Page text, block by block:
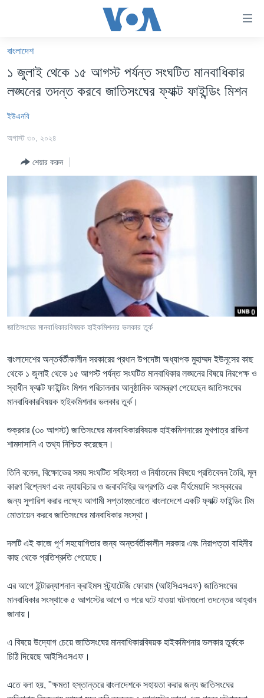
যান।
প্রধান
যান
যান
বাংলাদেশ
ভারত
FOLLOW US
অন্য ভাষায় ওয়েব সাইট
বাংলাদেশ
১ জুলাই থেকে ১৫ আগস্ট পর্যন্ত সংঘটিত মানবাধিকার
লঙ্ঘনের তদন্ত করবে জাতিসংঘের ফ্যাক্ট ফাইন্ডিং মিশন
ইউএনবি
অগাস্ট ৩০, ২০২৪
শেয়ার করুন
জাতিসংঘের মানবাধিকারবিষয়ক হাইকমিশনার ভলকার তুর্ক
বাংলাদেশের অন্তর্বর্তীকালীন সরকারের প্রধান উপদেষ্টা অধ্যাপক মুহাম্মদ ইউনূসের কাছ
থেকে ১ জুলাই থেকে ১৫ আগস্ট পর্যন্ত সংঘটিত মানবাধিকার লঙ্ঘনের বিষয়ে নিরপেক্ষ ও
স্বাধীন ফ্যাক্ট ফাইন্ডিং মিশন পরিচালনার আনুষ্ঠানিক আমন্ত্রণ পেয়েছেন জাতিসংঘের
মানবাধিকারবিষয়ক হাইকমিশনার ভলকার তুর্ক।
শুক্রবার (৩০ আগস্ট) জাতিসংঘের মানবাধিকারবিষয়ক হাইকমিশনারের মুখপাত্র রাভিনা
শামদাসানি এ তথ্য নিশ্চিত করেছেন।
তিনি বলেন, বিক্ষোভের সময় সংঘটিত সহিংসতা ও নির্যাতনের বিষয়ে প্রতিবেদন তৈরি, মূল
কারণ বিশ্লেষণ এবং ন্যায়বিচার ও জবাবদিহির অগ্রগতি এবং দীর্ঘমেয়াদি সংস্কারের
জন্য সুপারিশ করার লক্ষ্যে আগামী সপ্তাহগুলোতে বাংলাদেশে একটি ফ্যাক্ট ফাইন্ডিং টিম
মোতায়েন করবে জাতিসংঘের মানবাধিকার সংস্থা।
দলটি এই কাজে পূর্ণ সহযোগিতার জন্য অন্তর্বর্তীকালীন সরকার এবং নিরাপত্তা বাহিনীর
কাছ থেকে প্রতিশ্রুতি পেয়েছে।
এর আগে ইন্টারন্যাশনাল ক্রাইমস স্ট্র্যাটেজি ফোরাম (আইসিএসএফ) জাতিসংঘের
মানবাধিকার সংস্থাকে ৫ আগস্টের আগে ও পরে ঘটে যাওয়া ঘটনাগুলো তদন্তের আহ্বান
জানায়।
এ বিষয়ে উদ্যোগ চেয়ে জাতিসংঘের মানবাধিকারবিষয়ক হাইকমিশনার ভলকার তুর্ককে
চিঠি দিয়েছে আইসিএসএফ।
এতে বলা হয়, "ক্ষমতা হস্তান্তরে বাংলাদেশকে সহায়তা করার জন্য জাতিসংঘের